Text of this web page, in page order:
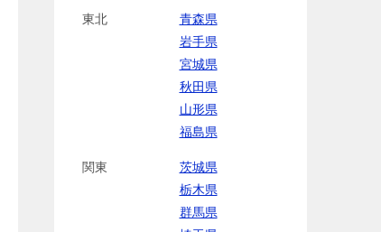
東北
青森県
岩手県
宮城県
秋田県
山形県
福島県
関東
茨城県
栃木県
群馬県